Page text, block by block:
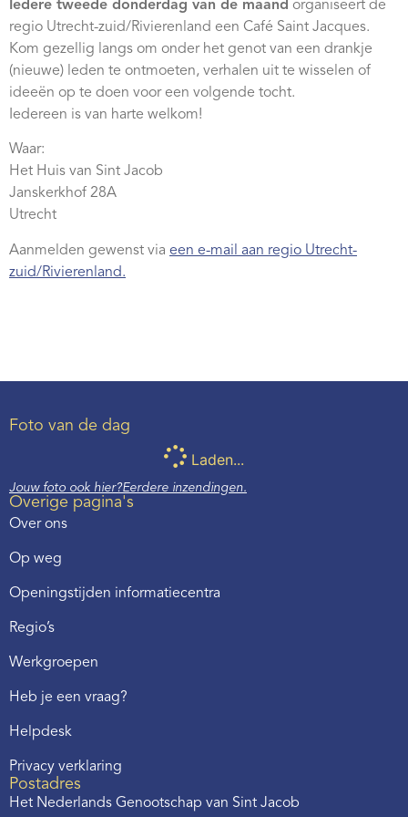
Contact
Iedere tweede donderdag van de maand organiseert de
regio Utrecht-zuid/Rivierenland een Café Saint Jacques.
Kom gezellig langs om onder het genot van een drankje
(nieuwe) leden te ontmoeten, verhalen uit te wisselen of
ideeën op te doen voor een volgende tocht.
Iedereen is van harte welkom!
Waar:
Het Huis van Sint Jacob
Janskerkhof 28A
Utrecht
Aanmelden gewenst via een e-mail aan regio Utrecht-
zuid/Rivierenland.
Foto van de dag
Laden...
Jouw foto ook hier?Eerdere inzendingen.
Overige pagina's
Over ons
Op weg
Openingstijden informatiecentra
Regio’s
Werkgroepen
Heb je een vraag?
Helpdesk
Privacy verklaring
Postadres
Het Nederlands Genootschap van Sint Jacob